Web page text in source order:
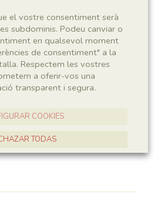
Phyllum
Chordata
Classe
Actinopterygii
Leptolepidae
el vostre consentiment serà
subdominis. Podeu canviar o
en qualsevol moment
de consentiment" a la
Respectem les vostres
a oferir-vos una
transparent i segura.
COOKIES
TODAS
TOTES